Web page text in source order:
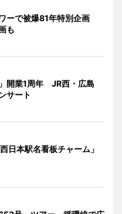
ーで被爆81年特別企画
も
開業1周年 JR西・広島
サート
日本駅名看板チャーム」